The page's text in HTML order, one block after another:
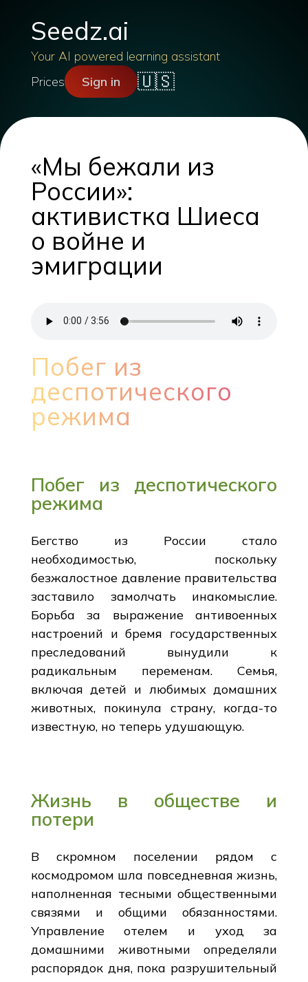
Seedz.ai
Your AI powered learning assistant
Prices
Sign in 🇺🇸
«Мы бежали из
России»:
активистка Шиеса
о войне и
эмиграции
Побег из
деспотического
режима
Побег из деспотического
режима
Бегство из России стало
необходимостью, поскольку
безжалостное давление правительства
заставило замолчать инакомыслие.
Борьба за выражение антивоенных
настроений и бремя государственных
преследований вынудили к
радикальным переменам. Семья,
включая детей и любимых домашних
животных, покинула страну, когда-то
известную, но теперь удушающую.
Жизнь в обществе и
потери
В скромном поселении рядом с
космодромом шла повседневная жизнь,
наполненная тесными общественными
связями и общими обязанностями.
Управление отелем и уход за
домашними животными определяли
распорядок дня, пока разрушительный